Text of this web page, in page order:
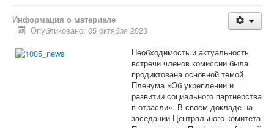
Информация о материале
Опубликовано: 05 октября 2023
Необходимость и актуальность
встречи членов комиссии была
продиктована основной темой
Пленума «Об укреплении и
развитии социального партнёрства
в отрасли». В своем докладе на
заседании Центрального комитета